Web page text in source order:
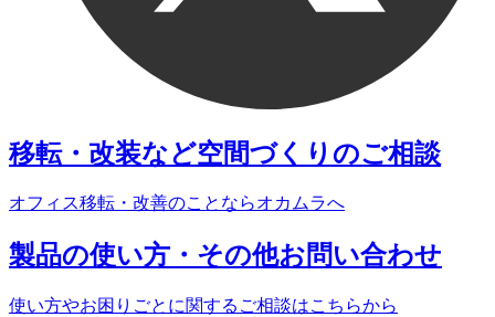
移転・改装など空間づくりのご相談
オフィス移転・改善のことならオカムラへ
製品の使い方・ その他お問い合わせ
使い方やお困りごとに関する ご相談はこちらから